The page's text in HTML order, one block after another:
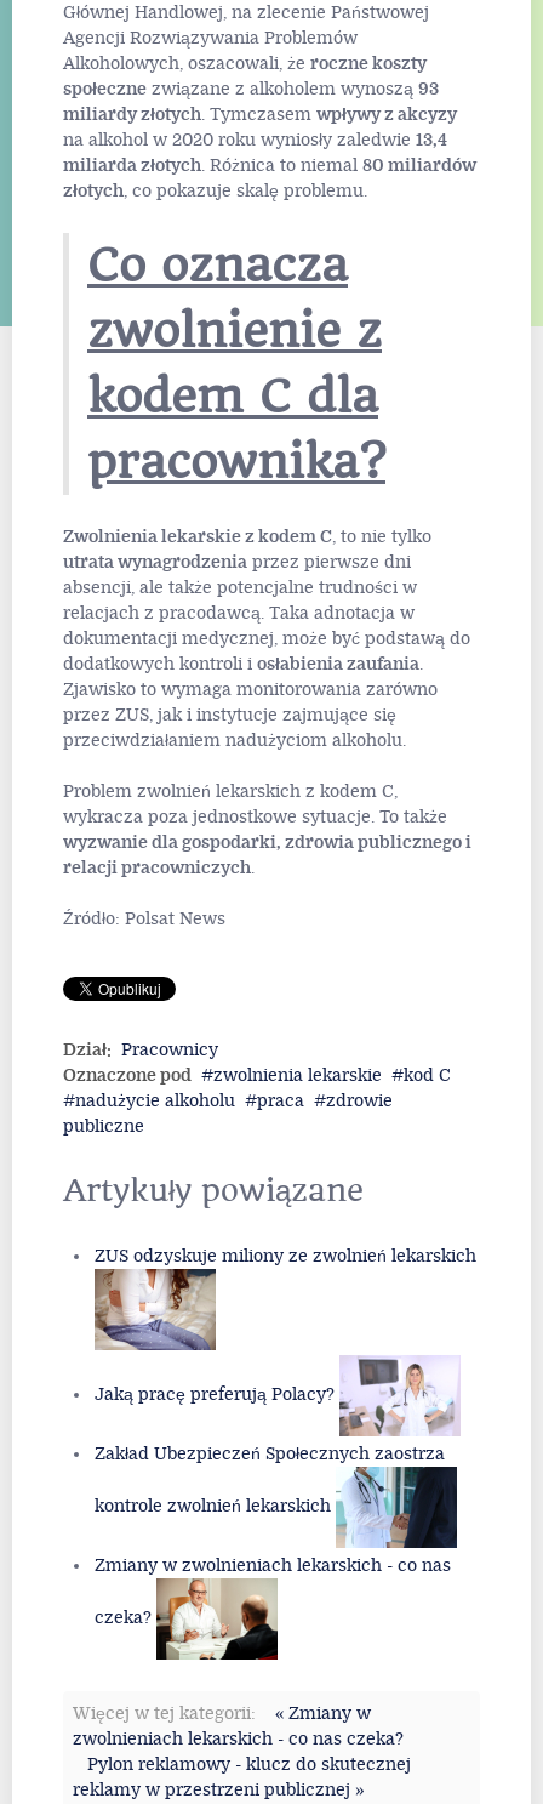
Głównej Handlowej, na zlecenie Państwowej
Agencji Rozwiązywania Problemów
Alkoholowych, oszacowali, że roczne koszty
społeczne związane z alkoholem wynoszą 93
miliardy złotych. Tymczasem wpływy z akcyzy
na alkohol w 2020 roku wyniosły zaledwie 13,4
miliarda złotych. Różnica to niemal 80 miliardów
złotych, co pokazuje skalę problemu.
Co oznacza
zwolnienie z
kodem C dla
pracownika?
Zwolnienia lekarskie z kodem C, to nie tylko
utrata wynagrodzenia przez pierwsze dni
absencji, ale także potencjalne trudności w
relacjach z pracodawcą. Taka adnotacja w
dokumentacji medycznej, może być podstawą do
dodatkowych kontroli i osłabienia zaufania.
Zjawisko to wymaga monitorowania zarówno
przez ZUS, jak i instytucje zajmujące się
przeciwdziałaniem nadużyciom alkoholu.
Problem zwolnień lekarskich z kodem C,
wykracza poza jednostkowe sytuacje. To także
wyzwanie dla gospodarki, zdrowia publicznego i
relacji pracowniczych.
Źródło: Polsat News
Dział: Pracownicy
Oznaczone pod
zwolnienia lekarskie
kod C
nadużycie alkoholu
praca
zdrowie
publiczne
Artykuły powiązane
ZUS odzyskuje miliony ze zwolnień lekarskich
Jaką pracę preferują Polacy?
Zakład Ubezpieczeń Społecznych zaostrza
kontrole zwolnień lekarskich
Zmiany w zwolnieniach lekarskich - co nas
czeka?
Więcej w tej kategorii:
« Zmiany w
zwolnieniach lekarskich - co nas czeka?
Pylon reklamowy - klucz do skutecznej
reklamy w przestrzeni publicznej »